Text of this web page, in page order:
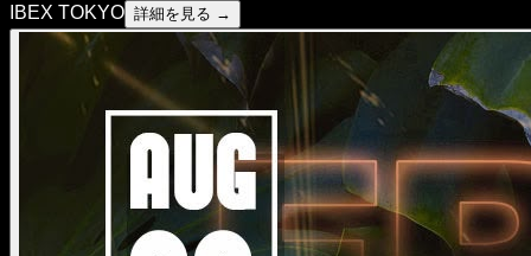
IBEX TOKYO 詳細を見る →